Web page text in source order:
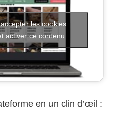
les cookies
activer ce contenu
en un clin d’œil :